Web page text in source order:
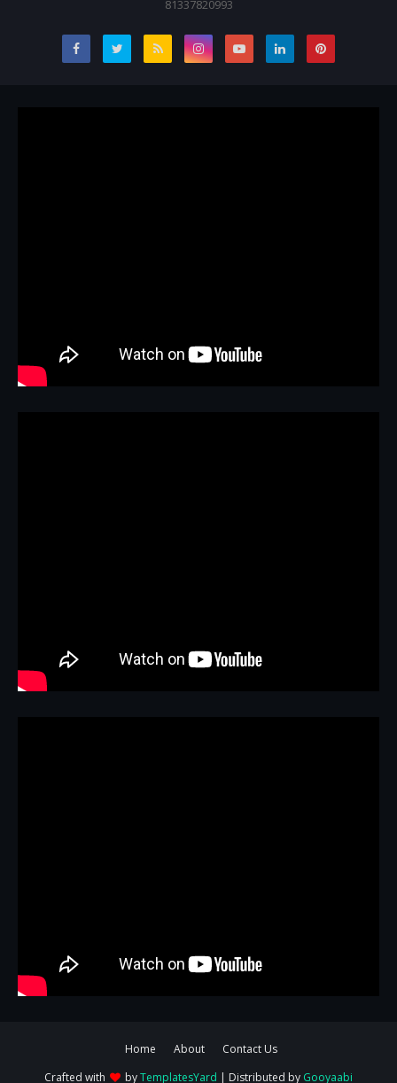
81337820993
Home About
Contact Us
Crafted with
byTemplatesYard | Distributed by Gooyaabi